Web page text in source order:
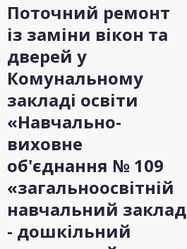
Поточний ремонт
із заміни вікон та
дверей у
Комунальному
закладі освіти
«Навчально-
виховне
об'єднання № 109
«загальноосвітній
навчальний заклад
- дошкільний